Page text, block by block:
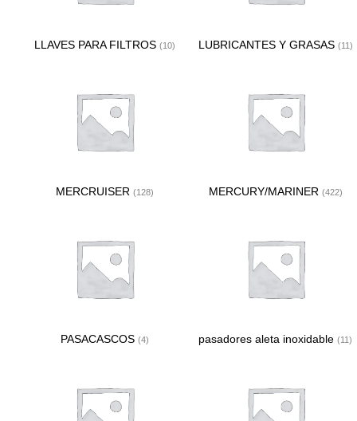
LLAVES PARA FILTROS (10) LUBRICANTES Y GRASAS (11)
MERCRUISER (128) MERCURY/MARINER (422)
PASACASCOS (4) pasadores aleta inoxidable(11)